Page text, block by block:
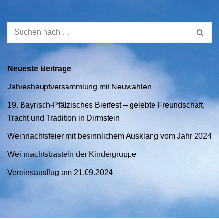
Neueste Beiträge
Jahreshauptversammlung mit Neuwahlen
19. Bayrisch-Pfälzisches Bierfest – gelebte Freundschaft,
Tracht und Tradition in Dirmstein
Weihnachtsfeier mit besinnlichem Ausklang vom Jahr 2024
Weihnachtsbasteln der Kindergruppe
Vereinsausflug am 21.09.2024